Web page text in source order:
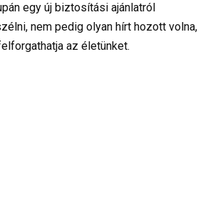
egy új biztosítási ajánlatról
nem pedig olyan hírt hozott volna,
az életünket.